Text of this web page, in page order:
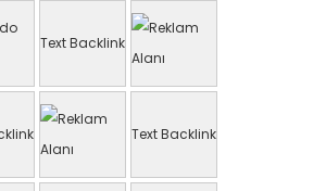
Text Backlink
Text Backlink